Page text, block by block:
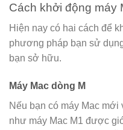
Cách khởi động máy
Hiện nay có hai cách để
phương pháp bạn sử
bạn sở hữu.
Máy Mac dòng M
Nếu bạn có máy Mac
như máy Mac M1 được